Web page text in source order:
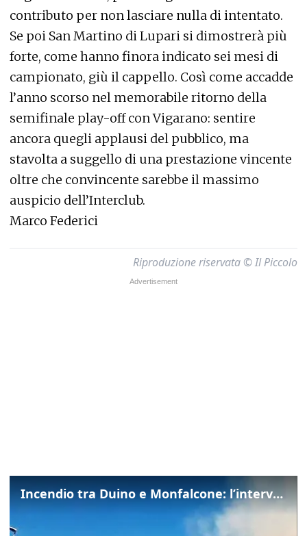
contributo per non lasciare nulla di intentato.
Se poi San Martino di Lupari si dimostrerà più
forte, come hanno finora indicato sei mesi di
campionato, giù il cappello. Così come accadde
l’anno scorso nel memorabile ritorno della
semifinale play-off con Vigarano: sentire
ancora quegli applausi del pubblico, ma
stavolta a suggello di una prestazione vincente
oltre che convincente sarebbe il massimo
auspicio dell’Interclub.
Marco Federici
Riproduzione riservata © Il Piccolo
Incendio tra Duino e Monfalcone: l’intervento dei vigili del fuoco